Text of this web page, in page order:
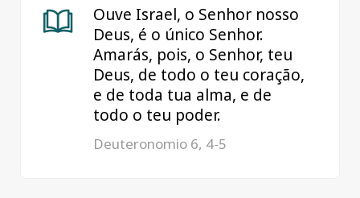
Ouve Israel, o Senhor nosso
Deus, é o único Senhor.
Amarás, pois, o Senhor, teu
Deus, de todo o teu coração,
e de toda tua alma, e de
todo o teu poder.
Deuteronomio 6, 4-5